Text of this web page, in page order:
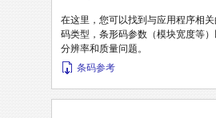
在这里，您可以找到与应用程序相
码类型，条形码参数（模块宽度等
分辨率和质量问题。
条码参考